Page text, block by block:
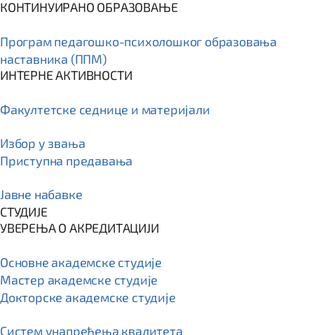
КОНТИНУИРАНО ОБРАЗОВАЊЕ
Програм пeдагошко-психолошког образовања
наставника (ППМ)
ИНТЕРНЕ АКТИВНОСТИ
Факултетске седнице и материјали
Избор у звања
Приступна предавања
Јавне набавке
СТУДИЈЕ
УВЕРЕЊА О АКРЕДИТАЦИЈИ
Основне академске студије
Мастер академске студије
Докторске академске студије
Систем унапређења квалитета